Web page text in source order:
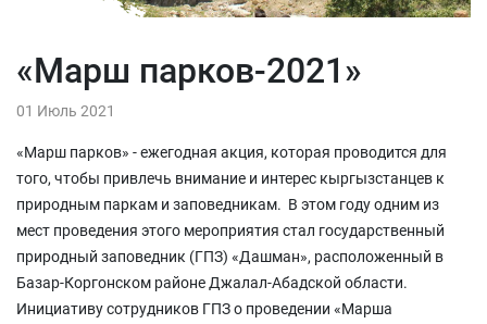
«Марш парков-2021»
01 Июль 2021
«Марш парков» - ежегодная акция, которая проводится для
того, чтобы привлечь внимание и интерес кыргызстанцев к
природным паркам и заповедникам. В этом году одним из
мест проведения этого мероприятия стал государственный
природный заповедник (ГПЗ) «Дашман», расположенный в
Базар-Коргонском районе Джалал-Абадской области.
Инициативу сотрудников ГПЗ о проведении «Марша